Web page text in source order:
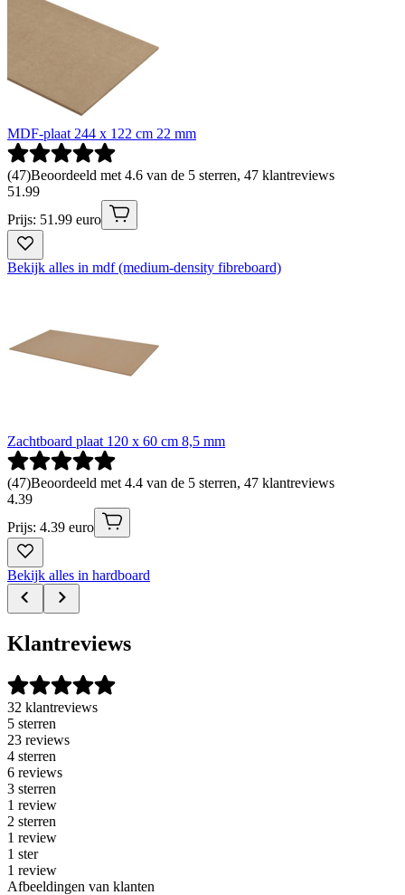
MDF-plaat 244 x 122 cm 22 mm
(47)Beoordeeld met 4.6 van de 5 sterren, 47 klantreviews
51 .99
Prijs: 51.99 euro
Bekijk alles in mdf (medium-density fibreboard)
Zachtboard plaat 120 x 60 cm 8,5 mm
(47)Beoordeeld met 4.4 van de 5 sterren, 47 klantreviews
4.39
Prijs: 4.39 euro
Bekijk alles in hardboard
Klantreviews
32 klantreviews
5 sterren
23 reviews
4 sterren
6 reviews
3 sterren
1 review
2 sterren
1 review
1 ster
1 review
Afbeeldingen van klanten